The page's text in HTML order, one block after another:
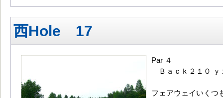
西Hole 17
Par ４
Ｂａｃｋ２１０ ｙ
フェアウェイいくつ